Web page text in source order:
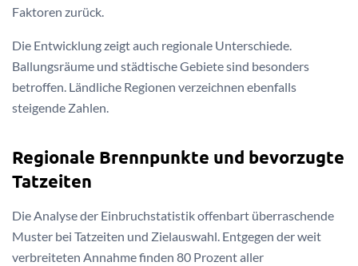
Faktoren zurück.
Die Entwicklung zeigt auch regionale Unterschiede.
Ballungsräume und städtische Gebiete sind besonders
betroffen. Ländliche Regionen verzeichnen ebenfalls
steigende Zahlen.
Regionale Brennpunkte und bevorzugte
Tatzeiten
Die Analyse der Einbruchstatistik offenbart überraschende
Muster bei Tatzeiten und Zielauswahl. Entgegen der weit
verbreiteten Annahme finden 80 Prozent aller